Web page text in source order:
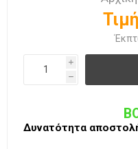
i
h
Δυνατότητα